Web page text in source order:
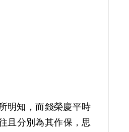
明知，而錢榮慶平時
且分別為其作保，思